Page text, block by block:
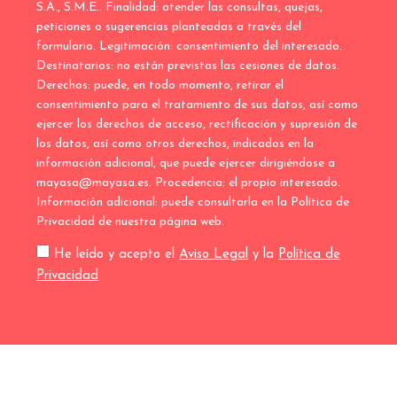
S.A., S.M.E.. Finalidad: atender las consultas, quejas,
peticiones o sugerencias planteadas a través del
formulario. Legitimación: consentimiento del interesado.
Destinatarios: no están previstas las cesiones de datos.
Derechos: puede, en todo momento, retirar el
consentimiento para el tratamiento de sus datos, así como
ejercer los derechos de acceso, rectificación y supresión de
los datos, así como otros derechos, indicados en la
información adicional, que puede ejercer dirigiéndose a
mayasa@mayasa.es. Procedencia: el propio interesado.
Información adicional: puede consultarla en la Política de
Privacidad de nuestra página web.
He leído y acepto elAviso Legal y la Política de
Privacidad